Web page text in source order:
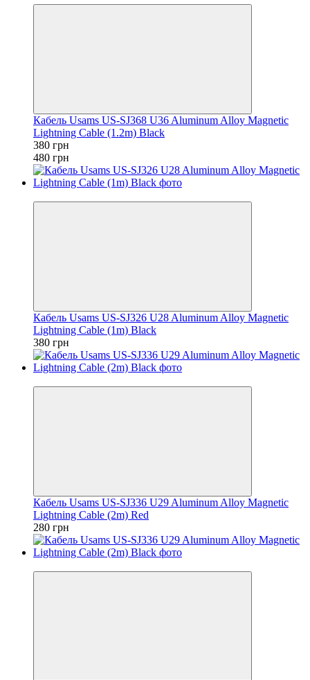
Кабель Usams US-SJ368 U36 Aluminum Alloy Magnetic
Lightning Cable (1.2m) Black
380 грн
480 грн
Кабель Usams US-SJ326 U28 Aluminum Alloy Magnetic
Lightning Cable (1m) Black
380 грн
Кабель Usams US-SJ336 U29 Aluminum Alloy Magnetic
Lightning Cable (2m) Red
280 грн